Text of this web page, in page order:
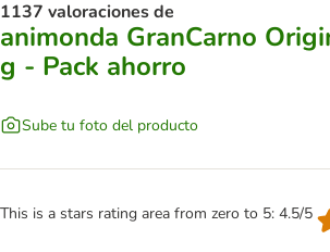
1137 valoraciones de
animonda GranCarno
g - Pack ahorro
Sube tu foto del producto
This is a stars rating area from zero to 5: 4.5/5